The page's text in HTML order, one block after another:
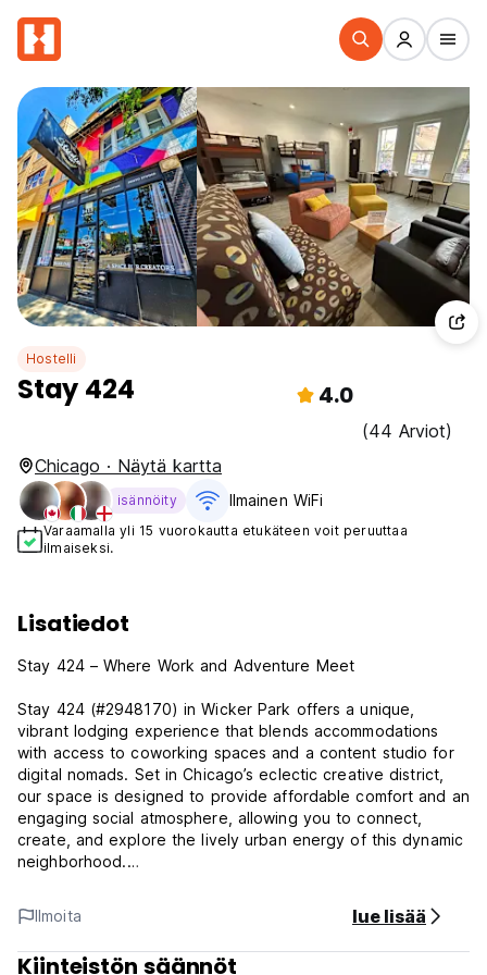
Hostelli
Stay 424 4.0
(44 Arviot)
Chicago · Näytä kartta
isännöity Ilmainen WiFi
Varaamalla yli 15 vuorokautta etukäteen voit peruuttaa
ilmaiseksi.
Lisatiedot
Stay 424 – Where Work and Adventure Meet
Stay 424 (#2948170) in Wicker Park offers a unique,
vibrant lodging experience that blends accommodations
with access to coworking spaces and a content studio for
digital nomads. Set in Chicago’s eclectic creative district,
our space is designed to provide affordable comfort and an
engaging social atmosphere, allowing you to connect,
create, and explore the lively urban energy of this dynamic
neighborhood.
Accommodation:
Private Rooms
Choose from five thoughtfully designed private rooms,
Ilmoita lue lisää
Kiinteistön säännöt